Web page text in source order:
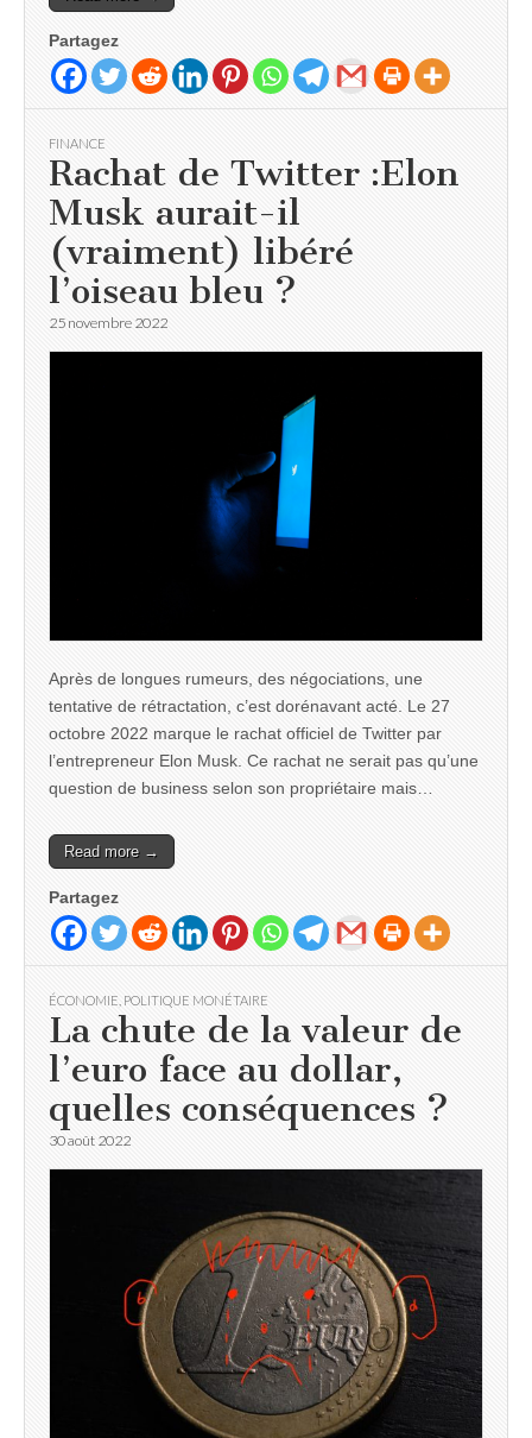
Partagez
FINANCE
Rachat de Twitter :Elon
Musk aurait-il
(vraiment) libéré
l’oiseau bleu ?
25 novembre 2022
Après de longues rumeurs, des négociations, une
tentative de rétractation, c’est dorénavant acté. Le 27
octobre 2022 marque le rachat officiel de Twitter par
l’entrepreneur Elon Musk. Ce rachat ne serait pas qu’une
question de business selon son propriétaire mais…
Read more →
Partagez
ÉCONOMIE POLITIQUE MONÉTAIRE
La chute de la valeur de
l’euro face au dollar,
quelles conséquences ?
30 août 2022